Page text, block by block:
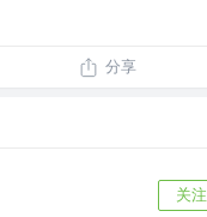
分享
关注